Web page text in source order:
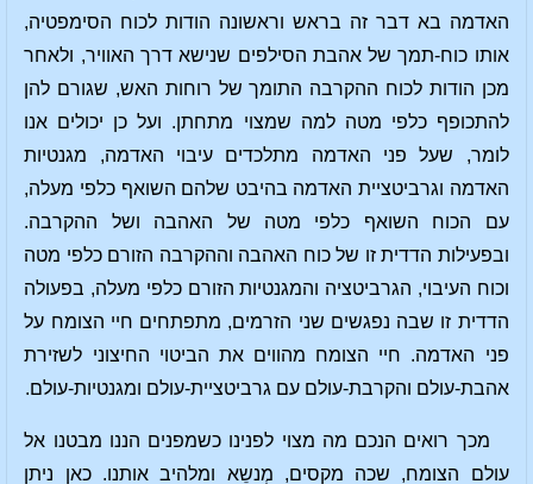
האדמה בא דבר זה בראש וראשונה הודות לכוח הסימפטיה,
אותו כוח-תמך של אהבת הסילפים שנישא דרך האוויר, ולאחר
מכן הודות לכוח ההקרבה התומך של רוחות האש, שגורם להן
להתכופף כלפי מטה למה שמצוי מתחתן. ועל כן יכולים אנו
לומר, שעל פני האדמה מתלכדים עיבוי האדמה, מגנטיות
האדמה וגרביטציית האדמה בהיבט שלהם השואף כלפי מעלה,
עם הכוח השואף כלפי מטה של האהבה ושל ההקרבה.
ובפעילות הדדית זו של כוח האהבה וההקרבה הזורם כלפי מטה
וכוח העיבוי, הגרביטציה והמגנטיות הזורם כלפי מעלה, בפעולה
הדדית זו שבה נפגשים שני הזרמים, מתפתחים חיי הצומח על
פני האדמה. חיי הצומח מהווים את הביטוי החיצוני לשזירת
אהבת-עולם והקרבת-עולם עם גרביטציית-עולם ומגנטיות-עולם.
מכך רואים הנכם מה מצוי לפנינו כשמפנים הננו מבטנו אל
עולם הצומח, שכה מקסים, מְנשֵא ומלהיב אותנו. כאן ניתן